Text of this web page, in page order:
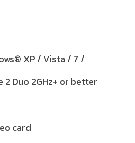
XP / Vista / 7 /
2 Duo 2GHz+ or better
card